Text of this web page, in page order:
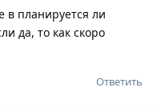
в планируется ли
да, то как скоро
Ответить